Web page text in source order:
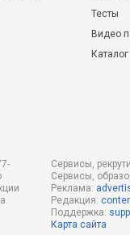
Тесты
Видео
Сервисы,
Сервисы,
Реклама:
Редакция:
Поддержка:
Карта сайта